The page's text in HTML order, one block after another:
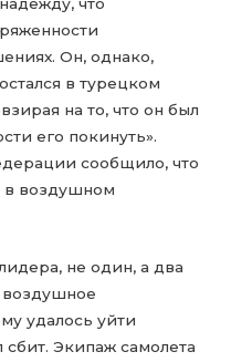
Он, однако,
в турецком
на то, что он был
его покинуть».
сообщило, что
в воздушном
не один, а два
воздушное
удалось уйти
Экипаж самолета